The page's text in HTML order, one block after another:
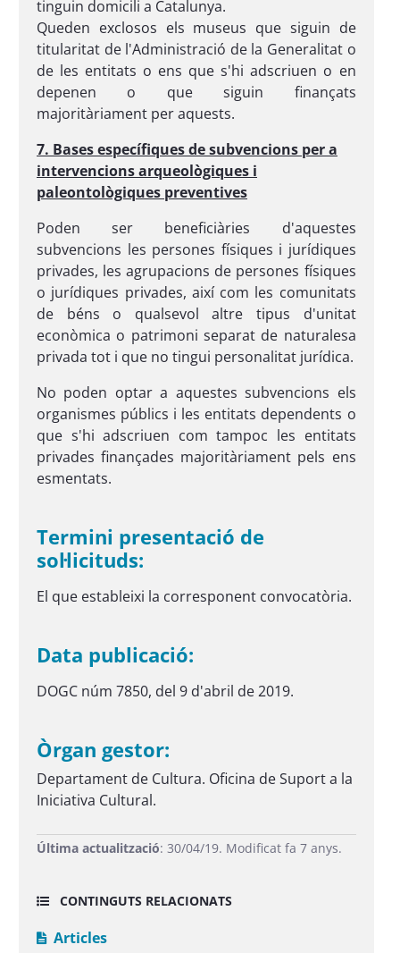
tinguin domicili a Catalunya.
Queden exclosos els museus que siguin de
titularitat de l'Administració de la Generalitat o
de les entitats o ens que s'hi adscriuen o en
depenen o que siguin finançats
majoritàriament per aquests.
7. Bases específiques de subvencions per a
intervencions arqueològiques i
paleontològiques preventives
Poden ser beneficiàries d'aquestes
subvencions les persones físiques i jurídiques
privades, les agrupacions de persones físiques
o jurídiques privades, així com les comunitats
de béns o qualsevol altre tipus d'unitat
econòmica o patrimoni separat de naturalesa
privada tot i que no tingui personalitat jurídica.
No poden optar a aquestes subvencions els
organismes públics i les entitats dependents o
que s'hi adscriuen com tampoc les entitats
privades finançades majoritàriament pels ens
esmentats.
Termini presentació de
sol·licituds:
El que estableixi la corresponent convocatòria.
Data publicació:
DOGC núm 7850, del 9 d'abril de 2019.
Òrgan gestor:
Departament de Cultura. Oficina de Suport a la
Iniciativa Cultural.
Última actualització: 30/04/19. Modificat fa 7 anys.
CONTINGUTS RELACIONATS
Articles